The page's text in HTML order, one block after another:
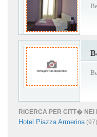
RICERCA PER CITT� NEI
Hotel Piazza Armerina(97)